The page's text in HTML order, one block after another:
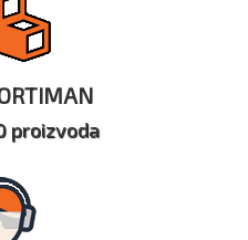
proizvoda